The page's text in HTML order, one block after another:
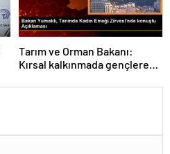
Tarım ve Orman Bakanı:
Kırsal kalkınmada gençlere
yapıyoruz